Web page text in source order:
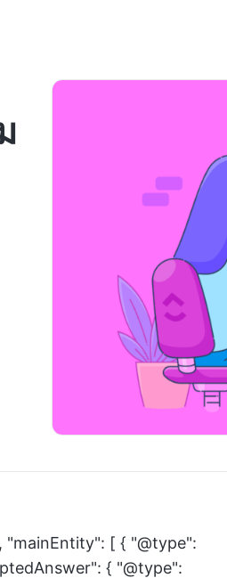
"mainEntity": [ { "@type":
{ "@type":